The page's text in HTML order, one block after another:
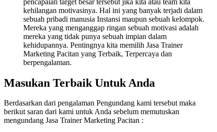
kehilangan motivasinya. Hal ini yang banyak terjadi dalam
sebuah pribadi manusia Instansi maupun sebuah kelompok.
Mereka yang menganggap ringan sebuah motivasi adalah
mereka yang tidak punya sebuah impian dalam
kehidupannya. Pentingnya kita memilih Jasa Trainer
Marketing Pacitan yang Terbaik, Terpercaya dan
berpengalaman.
Masukan Terbaik Untuk Anda
Berdasarkan dari pengalaman Pengundang kami tersebut maka
berikut saran dari kami untuk Anda sebelum memutuskan
mengundang Jasa Trainer Marketing Pacitan :